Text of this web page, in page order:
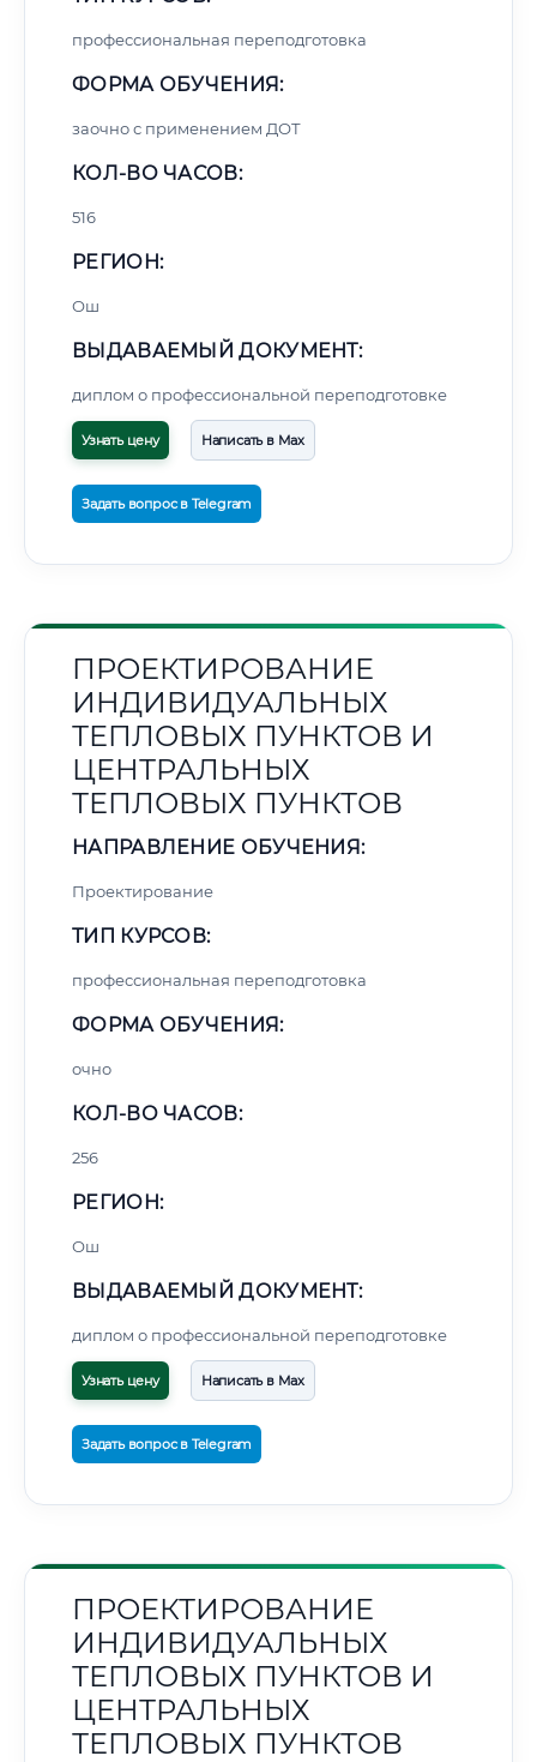
профессиональная переподготовка
ФОРМА ОБУЧЕНИЯ:
заочно с применением ДОТ
КОЛ-ВО ЧАСОВ:
516
РЕГИОН:
Ош
ВЫДАВАЕМЫЙ ДОКУМЕНТ:
диплом о профессиональной переподготовке
Узнать цену Написать в Max
Задать вопрос в Telegram
ПРОЕКТИРОВАНИЕ
ИНДИВИДУАЛЬНЫХ
ТЕПЛОВЫХ ПУНКТОВ И
ЦЕНТРАЛЬНЫХ
ТЕПЛОВЫХ ПУНКТОВ
НАПРАВЛЕНИЕ ОБУЧЕНИЯ:
Проектирование
ТИП КУРСОВ:
профессиональная переподготовка
ФОРМА ОБУЧЕНИЯ:
очно
КОЛ-ВО ЧАСОВ:
256
РЕГИОН:
Ош
ВЫДАВАЕМЫЙ ДОКУМЕНТ:
диплом о профессиональной переподготовке
Узнать цену Написать в Max
Задать вопрос в Telegram
ПРОЕКТИРОВАНИЕ
ИНДИВИДУАЛЬНЫХ
ТЕПЛОВЫХ ПУНКТОВ И
ЦЕНТРАЛЬНЫХ
ТЕПЛОВЫХ ПУНКТОВ